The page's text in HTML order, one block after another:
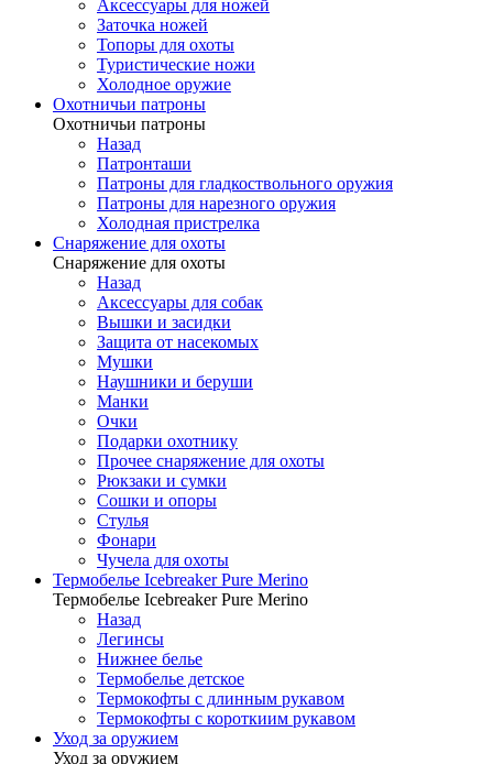
Аксессуары для ножей
Заточка ножей
Топоры для охоты
Туристические ножи
Холодное оружие
Охотничьи патроны
Охотничьи патроны
Назад
Патронташи
Патроны для гладкоствольного оружия
Патроны для нарезного оружия
Холодная пристрелка
Снаряжение для охоты
Снаряжение для охоты
Назад
Аксессуары для собак
Вышки и засидки
Защита от насекомых
Мушки
Наушники и беруши
Манки
Очки
Подарки охотнику
Прочее снаряжение для охоты
Рюкзаки и сумки
Сошки и опоры
Стулья
Фонари
Чучела для охоты
Термобелье Icebreaker Pure Merino
Термобелье Icebreaker Pure Merino
Назад
Легинсы
Нижнее белье
Термобелье детское
Термокофты с длинным рукавом
Термокофты с короткиим рукавом
Уход за оружием
Уход за оружием